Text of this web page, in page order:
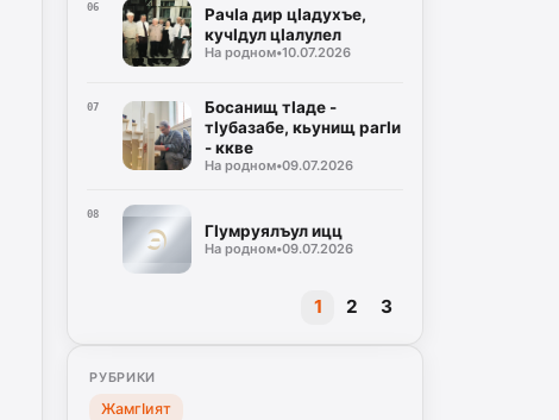
06
РачIа дир цIадухъе,
кучIдул цIалулел
На родном•10.07.2026
07
Босанищ тIаде -
тIубазабе, кьунищ рагIи
- ккве
На родном•09.07.2026
08
ГIумруялъул ицц
На родном•09.07.2026
1 2 3
РУБРИКИ
ЖамгIият